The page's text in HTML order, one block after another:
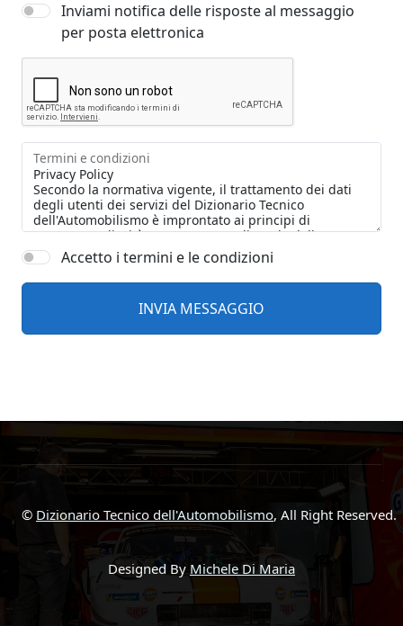
Inviami notifica delle risposte al messaggio
per posta elettronica
Termini e condizioni
Accetto i termini e le condizioni
© Dizionario Tecnico dell'Automobilismo, All Right Reserved.
Designed By Michele Di Maria